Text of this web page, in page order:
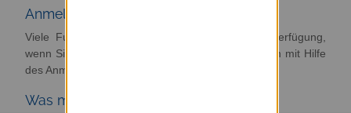
Anmelden
Viele Funktionen von Sympa stehen erst zur Verfügung,
wenn Sie sich angemeldet haben. Loggen Sie sich mit Hilfe
des Anmeldeformulars im Menü oben rechts ein.
Was möchten Sie tun?